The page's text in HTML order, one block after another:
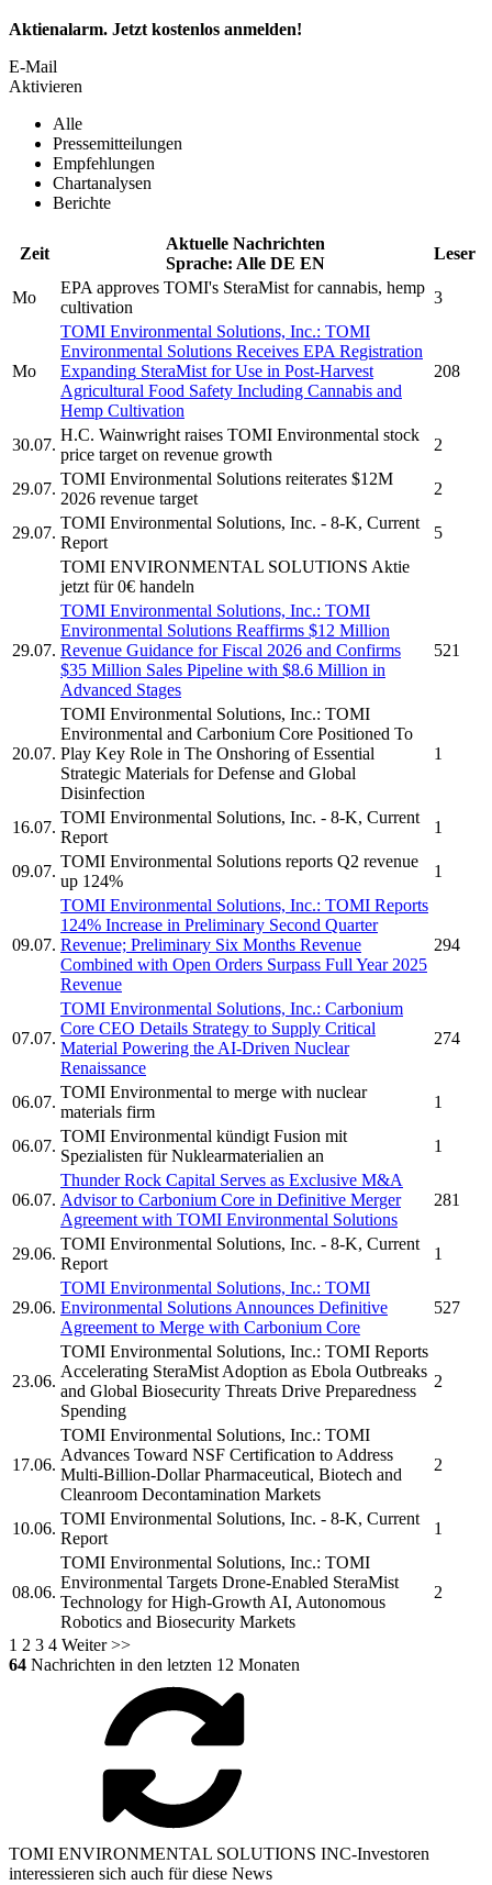
Aktienalarm. Jetzt kostenlos anmelden!
E-Mail
Aktivieren
Alle
Pressemitteilungen
Empfehlungen
Chartanalysen
Berichte
Zeit
Aktuelle Nachrichten
Sprache: Alle DE EN
Leser
Mo
EPA approves TOMI's SteraMist for cannabis, hemp
cultivation
3
Mo
TOMI Environmental Solutions, Inc.: TOMI
Environmental Solutions Receives EPA Registration
Expanding SteraMist for Use in Post-Harvest
Agricultural Food Safety Including Cannabis and
Hemp Cultivation
208
30.07.
H.C. Wainwright raises TOMI Environmental stock
price target on revenue growth
2
29.07.
TOMI Environmental Solutions reiterates $12M
2026 revenue target
2
29.07.
TOMI Environmental Solutions, Inc. - 8-K, Current
Report
5
TOMI ENVIRONMENTAL SOLUTIONS Aktie
jetzt für 0€ handeln
29.07.
TOMI Environmental Solutions, Inc.: TOMI
Environmental Solutions Reaffirms $12 Million
Revenue Guidance for Fiscal 2026 and Confirms
$35 Million Sales Pipeline with $8.6 Million in
Advanced Stages
521
20.07.
TOMI Environmental Solutions, Inc.: TOMI
Environmental and Carbonium Core Positioned To
Play Key Role in The Onshoring of Essential
Strategic Materials for Defense and Global
Disinfection
1
16.07.
TOMI Environmental Solutions, Inc. - 8-K, Current
Report
1
09.07.
TOMI Environmental Solutions reports Q2 revenue
up 124%
1
09.07.
TOMI Environmental Solutions, Inc.: TOMI Reports
124% Increase in Preliminary Second Quarter
Revenue; Preliminary Six Months Revenue
Combined with Open Orders Surpass Full Year 2025
Revenue
294
07.07.
TOMI Environmental Solutions, Inc.: Carbonium
Core CEO Details Strategy to Supply Critical
Material Powering the AI-Driven Nuclear
Renaissance
274
06.07.
TOMI Environmental to merge with nuclear
materials firm
1
06.07.
TOMI Environmental kündigt Fusion mit
Spezialisten für Nuklearmaterialien an
1
06.07.
Thunder Rock Capital Serves as Exclusive M&A
Advisor to Carbonium Core in Definitive Merger
Agreement with TOMI Environmental Solutions
281
29.06.
TOMI Environmental Solutions, Inc. - 8-K, Current
Report
1
29.06.
TOMI Environmental Solutions, Inc.: TOMI
Environmental Solutions Announces Definitive
Agreement to Merge with Carbonium Core
527
23.06.
TOMI Environmental Solutions, Inc.: TOMI Reports
Accelerating SteraMist Adoption as Ebola Outbreaks
and Global Biosecurity Threats Drive Preparedness
Spending
2
17.06.
TOMI Environmental Solutions, Inc.: TOMI
Advances Toward NSF Certification to Address
Multi-Billion-Dollar Pharmaceutical, Biotech and
Cleanroom Decontamination Markets
2
10.06.
TOMI Environmental Solutions, Inc. - 8-K, Current
Report
1
08.06.
TOMI Environmental Solutions, Inc.: TOMI
Environmental Targets Drone-Enabled SteraMist
Technology for High-Growth AI, Autonomous
Robotics and Biosecurity Markets
2
1 2 3 4 Weiter >>
64 Nachrichten in den letzten 12 Monaten
TOMI ENVIRONMENTAL SOLUTIONS INC-Investoren
interessieren sich auch für diese News